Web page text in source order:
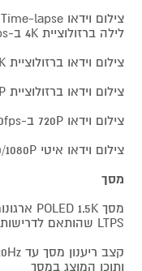
לילה ברזולוציית 4K ב-24fps
צילום וידאו ברזולוציית HDR10+ 4K ב-30/60fps
צילום וידאו ברזולוציית HDR10+ 1080P ב-30/60fps
צילום וידאו 720P ב-30fps
צילום וידאו איטי 720/1080P ב-120/240/960fps
מסך
LTPS שהותאם לדרישות שיאומי
ותוכן המוצג במסך